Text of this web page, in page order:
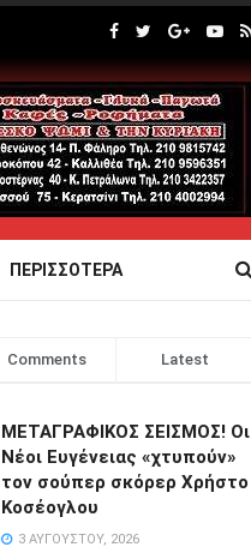
ΠΕΡΙΣΣΟΤΕΡΑ
Comments Latest
ΜΕΤΑΓΡΑΦΙΚΟΣ ΣΕΙΣΜΟΣ! Οι
Νέοι Ευγένειας «χτυπούν»
τον σούπερ σκόρερ Χρήστο
Κοσέογλου
3 ΑΥΓΟΎΣΤΟΥ, 2026